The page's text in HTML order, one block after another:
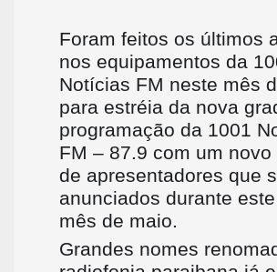
Foram feitos os últimos
nos equipamentos da
Notícias FM neste mês
para estréia da nova
programação da 1001
FM – 87.9 com um novo
de apresentadores que
anunciados durante
mês de maio.
Grandes nomes